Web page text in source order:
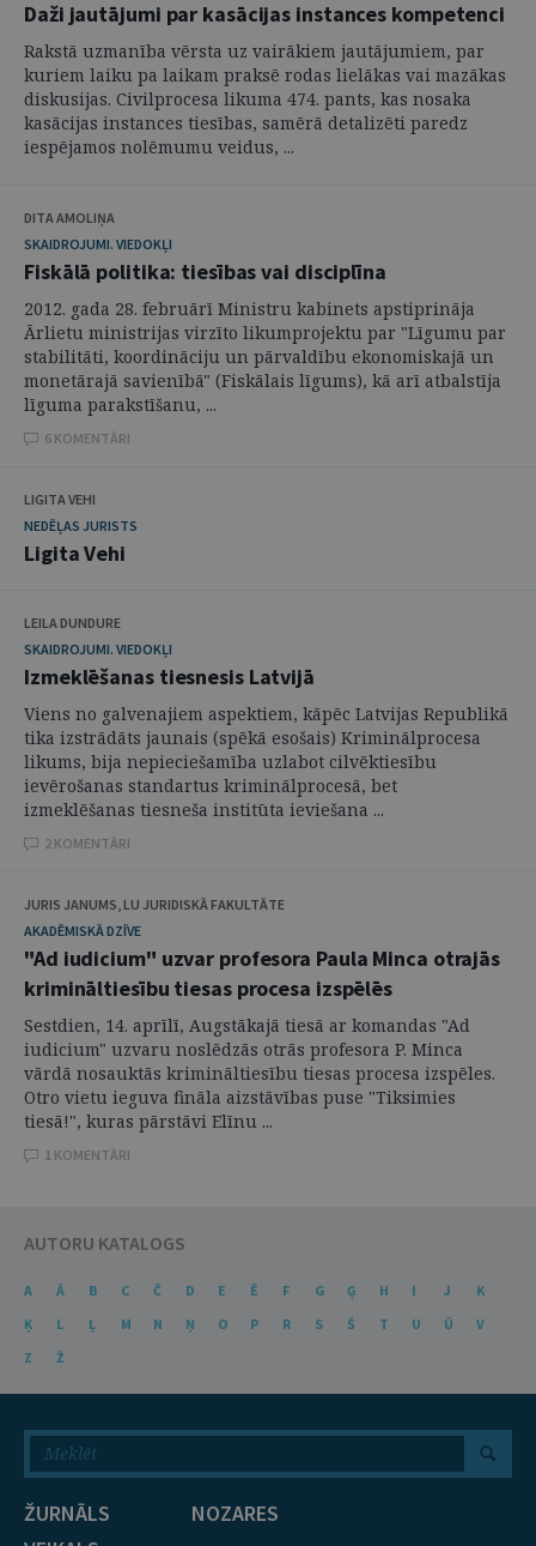
Daži jautājumi par kasācijas instances kompetenci
Rakstā uzmanība vērsta uz vairākiem jautājumiem, par
kuriem laiku pa laikam praksē rodas lielākas vai mazākas
diskusijas. Civilprocesa likuma 474. pants, kas nosaka
kasācijas instances tiesības, samērā detalizēti paredz
iespējamos nolēmumu veidus, ...
DITA AMOLIŅA
SKAIDROJUMI. VIEDOKĻI
Fiskālā politika: tiesības vai disciplīna
2012. gada 28. februārī Ministru kabinets apstiprināja
Ārlietu ministrijas virzīto likumprojektu par "Līgumu par
stabilitāti, koordināciju un pārvaldību ekonomiskajā un
monetārajā savienībā" (Fiskālais līgums), kā arī atbalstīja
līguma parakstīšanu, ...
6 KOMENTĀRI
LIGITA VEHI
NEDĒĻAS JURISTS
Ligita Vehi
LEILA DUNDURE
SKAIDROJUMI. VIEDOKĻI
Izmeklēšanas tiesnesis Latvijā
Viens no galvenajiem aspektiem, kāpēc Latvijas Republikā
tika izstrādāts jaunais (spēkā esošais) Kriminālprocesa
likums, bija nepieciešamība uzlabot cilvēktiesību
ievērošanas standartus kriminālprocesā, bet
izmeklēšanas tiesneša institūta ieviešana ...
2 KOMENTĀRI
JURIS JANUMS, LU JURIDISKĀ FAKULTĀTE
AKADĒMISKĀ DZĪVE
"Ad iudicium" uzvar profesora Paula Minca otrajās
krimināltiesību tiesas procesa izspēlēs
Sestdien, 14. aprīlī, Augstākajā tiesā ar komandas "Ad
iudicium" uzvaru noslēdzās otrās profesora P. Minca
vārdā nosauktās krimināltiesību tiesas procesa izspēles.
Otro vietu ieguva fināla aizstāvības puse "Tiksimies
tiesā!", kuras pārstāvi Elīnu ...
1 KOMENTĀRI
AUTORU KATALOGS
A Ā B C Č D E Ē F G Ģ H I J
K
Ķ
L Ļ M N Ņ O P R S Š T U Ū
V
Z
Ž
ŽURNĀLS
NOZARES